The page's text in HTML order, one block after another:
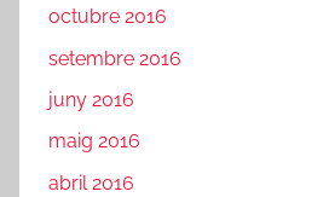
octubre 2016
setembre 2016
juny 2016
maig 2016
abril 2016